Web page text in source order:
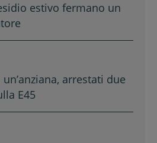
estivo fermano un
arrestati due
E45